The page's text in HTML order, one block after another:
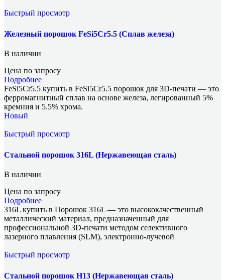
Быстрый просмотр
Железный порошок FeSi5Cr5.5 (Сплав железа)
В наличии
Цена по запросу
Подробнее
FeSi5Cr5.5 купить в FeSi5Cr5.5 порошок для 3D-печати — это
ферромагнитный сплав на основе железа, легированный 5%
кремния и 5.5% хрома.
Новый
Быстрый просмотр
Стальной порошок 316L (Нержавеющая сталь)
В наличии
Цена по запросу
Подробнее
316L купить в Порошок 316L — это высококачественный
металлический материал, предназначенный для
профессиональной 3D-печати методом селективного
лазерного плавления (SLM), электронно-лучевой
Быстрый просмотр
Стальной порошок H13 (Нержавеющая сталь)